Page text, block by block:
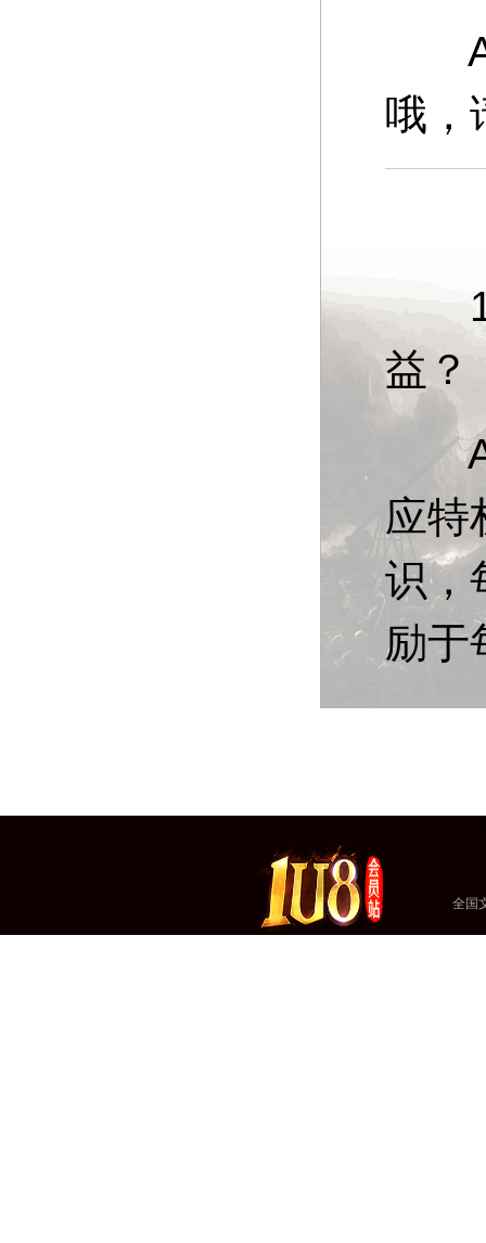
A
哦，
13
益？
A
应特
识，
励于
全国